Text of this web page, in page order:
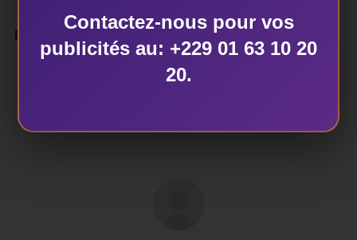
Contactez-nous pour vos
publicités au: +229 01 63 10 20
20.